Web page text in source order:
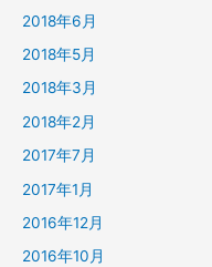
2018年6月
2018年5月
2018年3月
2018年2月
2017年7月
2017年1月
2016年12月
2016年10月